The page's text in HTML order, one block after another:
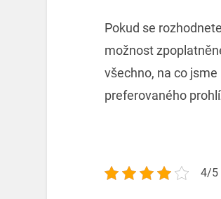
Pokud se
možnost
všechno, na co
preferovaného
4/5